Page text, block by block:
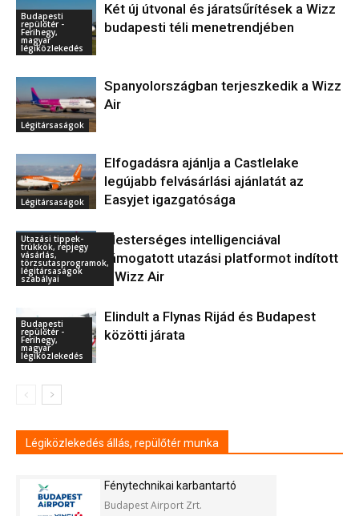
Budapesti
repülőtér -
Ferihegy,
magyar
légiközlekedés
Két új útvonal és járatsűrítések a Wizz
budapesti téli menetrendjében
Légitársaságok
Spanyolországban terjeszkedik a Wizz
Air
Légitársaságok
Elfogadásra ajánlja a Castlelake
legújabb felvásárlási ajánlatát az
Easyjet igazgatósága
Utazási tippek-
trükkök, repjegy
vásárlás,
törzsutasprogramok,
légitársaságok
szabályai
Mesterséges intelligenciával
támogatott utazási platformot indított
a Wizz Air
Budapesti
repülőtér -
Ferihegy,
magyar
légiközlekedés
Elindult a Flynas Rijád és Budapest
közötti járata
Légiközlekedés állás, repülőtér munka
Fénytechnikai karbantartó
Budapest Airport Zrt.